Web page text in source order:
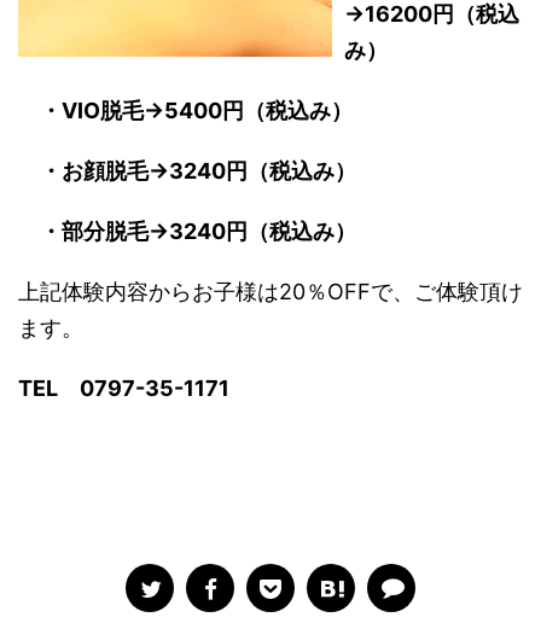
→16200円（税込
み）
・VIO脱毛→5400円（税込み）
・お顔脱毛→3240円（税込み）
・部分脱毛→3240円（税込み）
上記体験内容からお子様は20％OFFで、ご体験頂け
ます。
TEL 0797-35-1171